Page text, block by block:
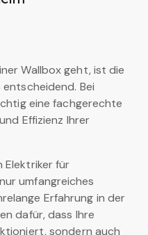
Wallbox geht, ist die
Bei
eine fachgerechte
Effizienz Ihrer
Elektriker für
umfangreiches
Erfahrung in der
dafür, dass Ihre
sondern auch